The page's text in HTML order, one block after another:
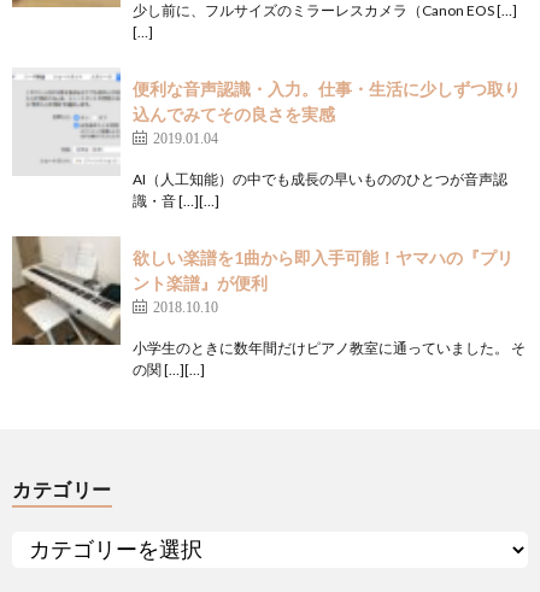
少し前に、フルサイズのミラーレスカメラ（Canon EOS […]
[…]
便利な音声認識・入力。仕事・生活に少しずつ取り
込んでみてその良さを実感
2019.01.04
AI（人工知能）の中でも成長の早いもののひとつが音声認
識・音 […][…]
欲しい楽譜を1曲から即入手可能！ヤマハの『プリ
ント楽譜』が便利
2018.10.10
小学生のときに数年間だけピアノ教室に通っていました。 そ
の関 […][…]
カテゴリー